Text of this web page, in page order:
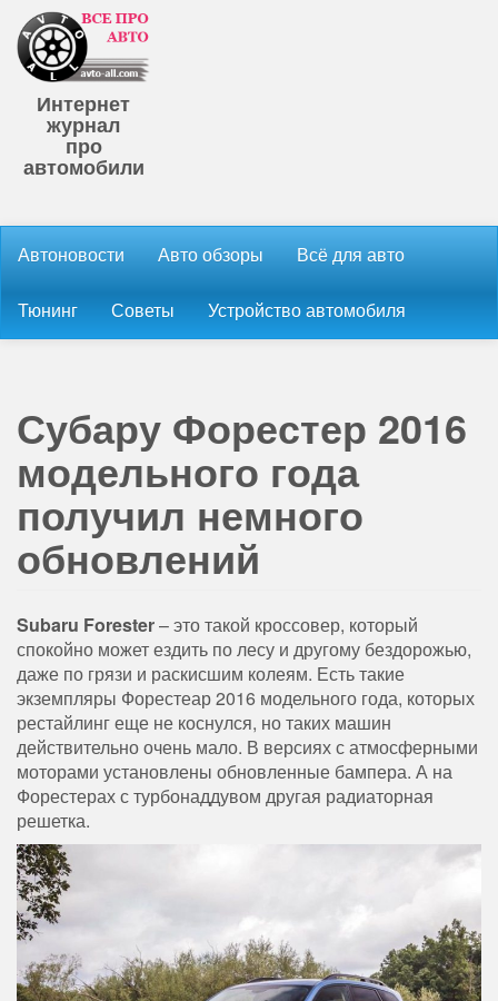
Интернет
журнал
про
автомобили
Автоновости Авто обзоры Всё для авто
Тюнинг Советы Устройство автомобиля
Субару Форестер 2016
модельного года
получил немного
обновлений
Subaru Forester– это такой кроссовер, который
спокойно может ездить по лесу и другому бездорожью,
даже по грязи и раскисшим колеям. Есть такие
экземпляры Форестеар 2016 модельного года, которых
рестайлинг еще не коснулся, но таких машин
действительно очень мало. В версиях с атмосферными
моторами установлены обновленные бампера. А на
Форестерах с турбонаддувом другая радиаторная
решетка.